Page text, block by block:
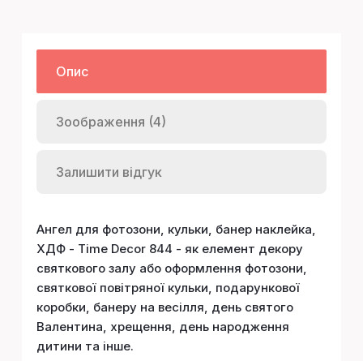
Опис
Зоображення (4)
Залишити відгук
Ангел для фотозони, кульки, банер наклейка,
ХДФ - Time Decor 844 - як елемент декору
святкового залу або оформлення фотозони,
святкової повітряної кульки, подарункової
коробки, банеру на весілля, день святого
Валентина, хрещення, день народження
дитини та інше.